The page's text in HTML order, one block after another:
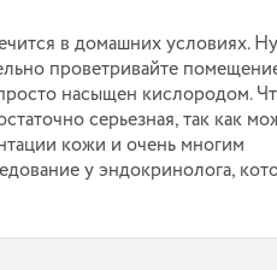
в домашних условиях.
проветривайте
насыщен кислородом.
серьезная, так как
кожи и очень многим
у эндокринолога,